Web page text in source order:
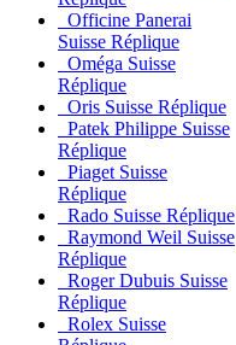
Officine Panerai
Suisse Réplique
Oméga Suisse
Réplique
Oris Suisse Réplique
Patek Philippe Suisse
Réplique
Piaget Suisse
Réplique
Rado Suisse Réplique
Raymond Weil Suisse
Réplique
Roger Dubuis Suisse
Réplique
Rolex Suisse